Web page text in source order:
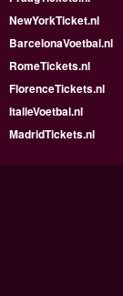
NewYorkTicket.nl
BarcelonaVoetbal.nl
RomeTickets.nl
FlorenceTickets.nl
ItalieVoetbal.nl
MadridTickets.nl